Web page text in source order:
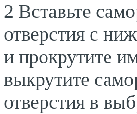
2 Вставьте
отверстия с
и прокрутите
выкрутите
отверстия в